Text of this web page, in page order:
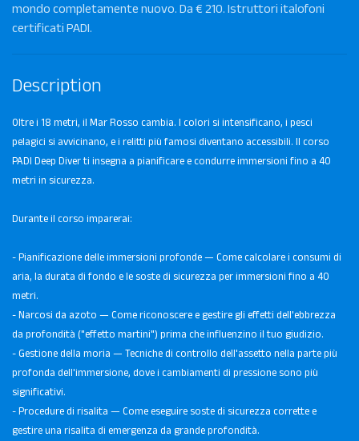
mondo completamente nuovo. Da € 210. Istruttori italofoni
certificati PADI.
Description
Oltre i 18 metri, il Mar Rosso cambia. I colori si intensificano, i pesci
pelagici si avvicinano, e i relitti più famosi diventano accessibili. Il corso
PADI Deep Diver ti insegna a pianificare e condurre immersioni fino a 40
metri in sicurezza.
Durante il corso imparerai:
- Pianificazione delle immersioni profonde — Come calcolare i consumi di
aria, la durata di fondo e le soste di sicurezza per immersioni fino a 40
metri.
- Narcosi da azoto — Come riconoscere e gestire gli effetti dell'ebbrezza
da profondità ("effetto martini") prima che influenzino il tuo giudizio.
- Gestione della moria — Tecniche di controllo dell'assetto nella parte più
profonda dell'immersione, dove i cambiamenti di pressione sono più
significativi.
- Procedure di risalita — Come eseguire soste di sicurezza corrette e
gestire una risalita di emergenza da grande profondità.